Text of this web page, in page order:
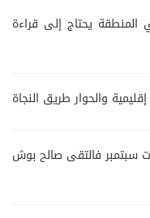
المنطقة يحتاج إلى قراءة
والحوار طريق النجاة
سبتمبر فالتقى صالح بوش